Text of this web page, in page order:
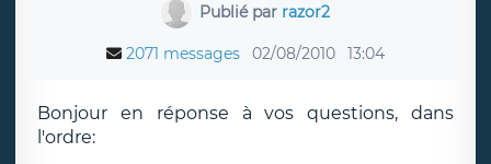
Publié par razor2
2071 messages 02/08/2010 13:04
Bonjour en réponse à vos questions, dans
l'ordre: